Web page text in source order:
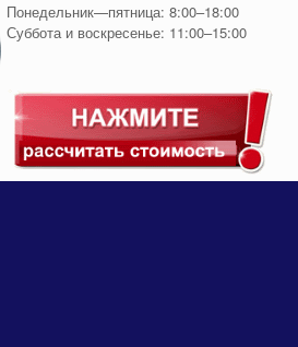
Понедельник—пятница: 8:00–18:00
Суббота и воскресенье: 11:00–15:00